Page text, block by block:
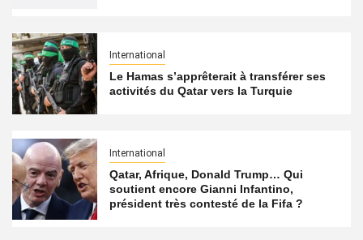
International
Le Hamas s’apprêterait à transférer ses
activités du Qatar vers la Turquie
International
Qatar, Afrique, Donald Trump… Qui
soutient encore Gianni Infantino,
président très contesté de la Fifa ?